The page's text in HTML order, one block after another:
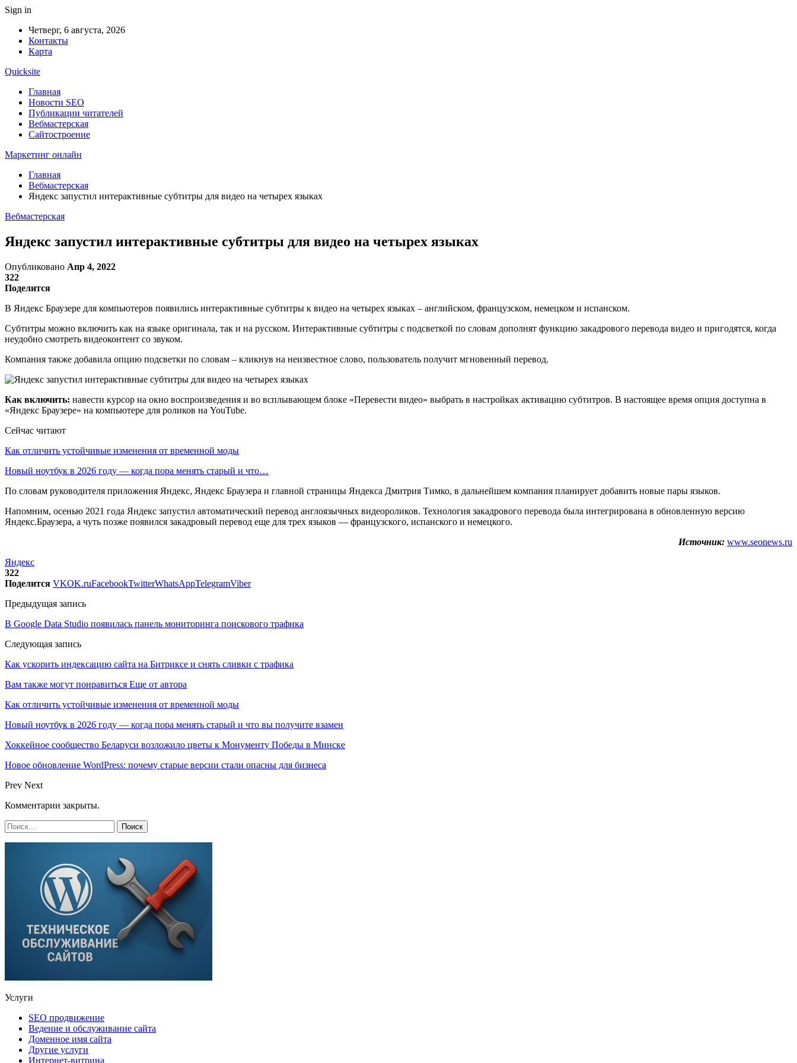
Sign in
Четверг, 6 августа, 2026
Контакты
Карта
Quicksite
Главная
Новости SEO
Публикации читателей
Вебмастерская
Сайтостроение
Маркетинг онлайн
Главная
Вебмастерская
Яндекс запустил интерактивные субтитры для видео на четырех языках
Вебмастерская
Яндекс запустил интерактивные субтитры для видео на четырех языках
Опубликовано Апр 4, 2022
322
Поделится
В Яндекс Браузере для компьютеров появились интерактивные субтитры к видео на четырех языках – английском, французском, немецком и испанском.
Субтитры можно включить как на языке оригинала, так и на русском. Интерактивные субтитры с подсветкой по словам дополнят функцию закадрового перевода видео и пригодятся, когда
неудобно смотреть видеоконтент со звуком.
Компания также добавила опцию подсветки по словам – кликнув на неизвестное слово, пользователь получит мгновенный перевод.
Как включить: навести курсор на окно воспроизведения и во всплывающем блоке «Перевести видео» выбрать в настройках активацию субтитров. В настоящее время опция доступна в
«Яндекс Браузере» на компьютере для роликов на YouTube.
Сейчас читают
Как отличить устойчивые изменения от временной моды
Новый ноутбук в 2026 году — когда пора менять старый и что…
По словам руководителя приложения Яндекс, Яндекс Браузера и главной страницы Яндекса Дмитрия Тимко, в дальнейшем компания планирует добавить новые пары языков.
Напомним, осенью 2021 года Яндекс запустил автоматический перевод англоязычных видеороликов. Технология закадрового перевода была интегрирована в обновленную версию
Яндекс.Браузера, а чуть позже появился закадровый перевод еще для трех языков — французского, испанского и немецкого.
Источник: www.seonews.ru
Яндекс
322
Поделится VKOK.ruFacebookTwitterWhatsAppTelegramViber
Предыдущая запись
В Google Data Studio появилась панель мониторинга поискового трафика
Следующая запись
Как ускорить индексацию сайта на Битриксе и снять сливки с трафика
Вам также могут понравиться Еще от автора
Как отличить устойчивые изменения от временной моды
Новый ноутбук в 2026 году — когда пора менять старый и что вы получите взамен
Хоккейное сообщество Беларуси возложило цветы к Монументу Победы в Минске
Новое обновление WordPress: почему старые версии стали опасны для бизнеса
Prev Next
Комментарии закрыты.
Услуги
SEO продвижение
Ведение и обслуживание сайта
Доменное имя сайта
Другие услуги
Интернет-витрина